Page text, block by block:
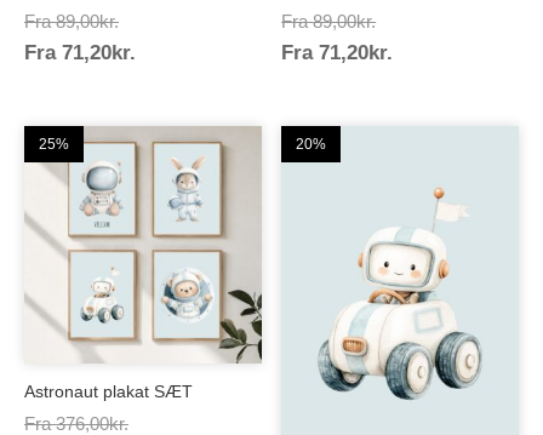
Fra 89,00kr.Prisinterval:
89,00kr.
Fra 71,20kr.
Fra 89,00kr.Prisinterval:
89,00kr.
Fra 71,20kr.
25%
Astronaut plakat SÆT
Fra 376,00kr.Prisinterval:
20%